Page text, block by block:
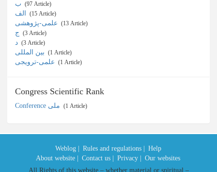
‎ (97 Article)
‎ (15 Article)
‎ (13 Article)
‎ (3 Article)
‎ (3 Article)
‎ (1 Article)
‎ (1 Article)
Congress Scientific Rank
‎ (1 Article)
Weblog | Rules and regulations |
Help
About website |
Contact us | Privacy |
Our websites
All Rights of this website – whether material or spiritual –